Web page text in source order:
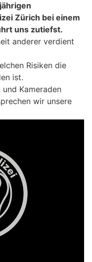
Zürich bei einem
uns zutiefst.
anderer verdient
Risiken die
ist.
Kameraden
wir unsere